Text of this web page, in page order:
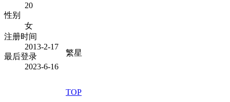
20
性别
女
注册时间
2013-2-17
最后登录
2023-6-16
繁星
TOP